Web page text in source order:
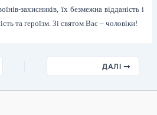
захисників, їх безмежна відданість і
та героїзм. Зі святом Вас – чоловіки!
ДАЛІ